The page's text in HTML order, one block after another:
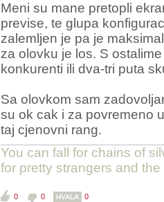
Meni su mane pretopli
previse, te glupa
zalemljen je pa je
za olovku je los. S
konkurenti ili dva-tri puta
Sa olovkom sam
su ok cak i za povremeno
taj cjenovni rang.
You can fall for chains of
for pretty strangers and
0 0 HVALA 0